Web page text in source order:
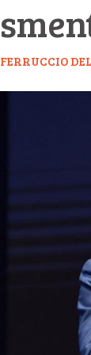
FERRUCCIO